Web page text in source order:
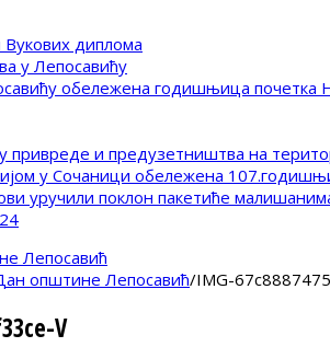
диплома
у Лепосавићу
обележена годишњица почетка
привреде и предузетништва на
у Сочаници обележена
уручили поклон пакетиће
општине Лепосавић/IMG-
V